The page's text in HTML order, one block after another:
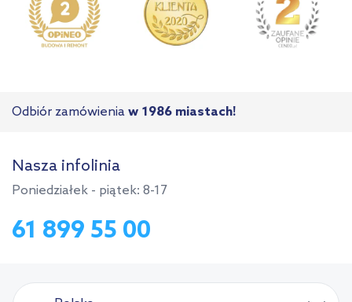
Odbiór zamówienia w 1986 miastach!
Nasza infolinia
Poniedziałek - piątek: 8-17
61 899 55 00